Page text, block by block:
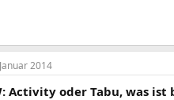
2014
Activity oder Tabu, was ist